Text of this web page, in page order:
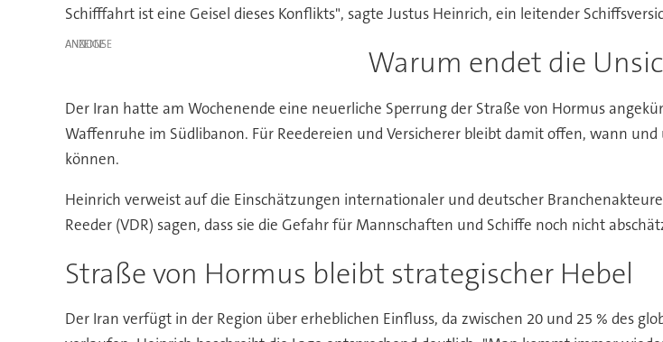
Schifffahrt ist eine Geisel dieses Konflikts", sagte Justus Heinrich, ein leitender
ANZEIGE Warum endet die
Der Iran hatte am Wochenende eine neuerliche Sperrung der Straße von Hormus
Waffenruhe im Südlibanon. Für Reedereien und Versicherer bleibt damit offen, wann
können.
Heinrich verweist auf die Einschätzungen internationaler und deutscher
Reeder (VDR) sagen, dass sie die Gefahr für Mannschaften und Schiffe noch nicht
Straße von Hormus bleibt strategischer Hebel
Der Iran verfügt in der Region über erheblichen Einfluss, da zwischen 20 und 25 % des